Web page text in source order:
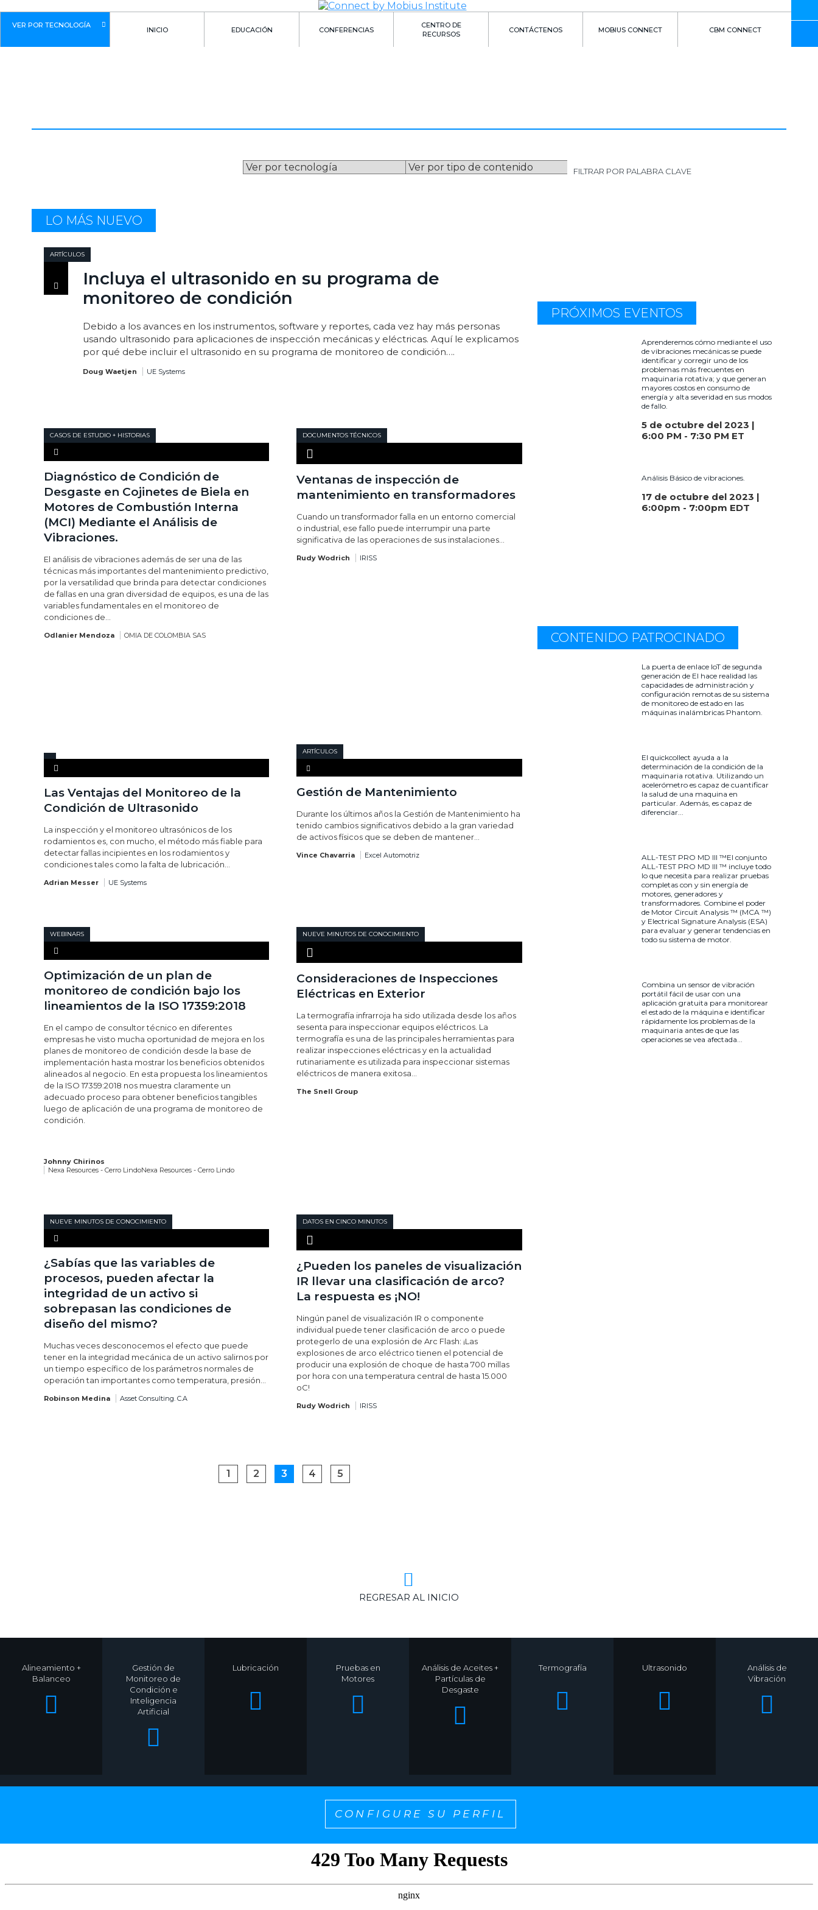
VER POR TECNOLOGÍA
INICIO EDUCACIÓN CONFERENCIAS
CENTRO DE
RECURSOS
CONTÁCTENOS MOBIUS CONNECT CBM CONNECT
LO MÁS NUEVO
ARTÍCULOS
Incluya el ultrasonido en su programa de
monitoreo de condición
Debido a los avances en los instrumentos, software y reportes, cada vez hay más personas
usando ultrasonido para aplicaciones de inspección mecánicas y eléctricas. Aquí le explicamos
por qué debe incluir el ultrasonido en su programa de monitoreo de condición….
Doug Waetjen UE Systems
CASOS DE ESTUDIO + HISTORIAS
Diagnóstico de Condición de
Desgaste en Cojinetes de Biela en
Motores de Combustión Interna
(MCI) Mediante el Análisis de
Vibraciones.
El análisis de vibraciones además de ser una de las
técnicas más importantes del mantenimiento predictivo,
por la versatilidad que brinda para detectar condiciones
de fallas en una gran diversidad de equipos, es una de las
variables fundamentales en el monitoreo de
condiciones de...
Odlanier Mendoza OMIA DE COLOMBIA SAS
DOCUMENTOS TÉCNICOS
Ventanas de inspección de
mantenimiento en transformadores
Cuando un transformador falla en un entorno comercial
o industrial, ese fallo puede interrumpir una parte
significativa de las operaciones de sus instalaciones...
Rudy Wodrich IRISS
Las Ventajas del Monitoreo de la
Condición de Ultrasonido
La inspección y el monitoreo ultrasónicos de los
rodamientos es, con mucho, el método más fiable para
detectar fallas incipientes en los rodamientos y
condiciones tales como la falta de lubricación...
Adrian Messer UE Systems
ARTÍCULOS
Gestión de Mantenimiento
Durante los últimos años la Gestión de Mantenimiento ha
tenido cambios significativos debido a la gran variedad
de activos físicos que se deben de mantener...
Vince Chavarria Excel Automotriz
WEBINARS
Optimización de un plan de
monitoreo de condición bajo los
lineamientos de la ISO 17359:2018
En el campo de consultor técnico en diferentes
empresas he visto mucha oportunidad de mejora en los
planes de monitoreo de condición desde la base de
implementación hasta mostrar los beneficios obtenidos
alineados al negocio. En esta propuesta los lineamientos
de la ISO 17359:2018 nos muestra claramente un
adecuado proceso para obtener beneficios tangibles
luego de aplicación de una programa de monitoreo de
condición.
Johnny Chirinos
Nexa Resources - Cerro LindoNexa Resources - Cerro Lindo
NUEVE MINUTOS DE CONOCIMIENTO
Consideraciones de Inspecciones
Eléctricas en Exterior
La termografía infrarroja ha sido utilizada desde los años
sesenta para inspeccionar equipos eléctricos. La
termografía es una de las principales herramientas para
realizar inspecciones eléctricas y en la actualidad
rutinariamente es utilizada para inspeccionar sistemas
eléctricos de manera exitosa...
The Snell Group
NUEVE MINUTOS DE CONOCIMIENTO
¿Sabías que las variables de
procesos, pueden afectar la
integridad de un activo si
sobrepasan las condiciones de
diseño del mismo?
Muchas veces desconocemos el efecto que puede
tener en la integridad mecánica de un activo salirnos por
un tiempo específico de los parámetros normales de
operación tan importantes como temperatura, presión...
Robinson Medina Asset Consulting. C.A
DATOS EN CINCO MINUTOS
¿Pueden los paneles de visualización
IR llevar una clasificación de arco?
La respuesta es ¡NO!
Ningún panel de visualización IR o componente
individual puede tener clasificación de arco o puede
protegerlo de una explosión de Arc Flash: ¡Las
explosiones de arco eléctrico tienen el potencial de
producir una explosión de choque de hasta 700 millas
por hora con una temperatura central de hasta 15.000
oC!
Rudy Wodrich IRISS
1 2 3 4 5
PRÓXIMOS EVENTOS
Aprenderemos cómo mediante el uso
de vibraciones mecánicas se puede
identificar y corregir uno de los
problemas más frecuentes en
maquinaria rotativa; y que generan
mayores costos en consumo de
energía y alta severidad en sus modos
de fallo.
5 de octubre del 2023 |
6:00 PM - 7:30 PM ET
Análisis Básico de vibraciones.
17 de octubre del 2023 |
6:00pm - 7:00pm EDT
CONTENIDO PATROCINADO
La puerta de enlace IoT de segunda
generación de EI hace realidad las
capacidades de administración y
configuración remotas de su sistema
de monitoreo de estado en las
máquinas inalámbricas Phantom.
El quickcollect ayuda a la
determinación de la condición de la
maquinaria rotativa. Utilizando un
acelerómetro es capaz de cuantificar
la salud de una maquina en
particular. Además, es capaz de
diferenciar...
ALL-TEST PRO MD III ™El conjunto
ALL-TEST PRO MD III ™ incluye todo
lo que necesita para realizar pruebas
completas con y sin energía de
motores, generadores y
transformadores. Combine el poder
de Motor Circuit Analysis ™ (MCA ™)
y Electrical Signature Analysis (ESA)
para evaluar y generar tendencias en
todo su sistema de motor.
Combina un sensor de vibración
portátil fácil de usar con una
aplicación gratuita para monitorear
el estado de la máquina e identificar
rápidamente los problemas de la
maquinaria antes de que las
operaciones se vea afectada...
REGRESAR AL INICIO
Alineamiento +
Balanceo
Gestión de
Monitoreo de
Condición e
Inteligencia
Artificial
Lubricación
Pruebas en
Motores
Análisis de Aceites +
Partículas de
Desgaste
Termografía Ultrasonido
Análisis de
Vibración
CONFIGURE SU PERFIL